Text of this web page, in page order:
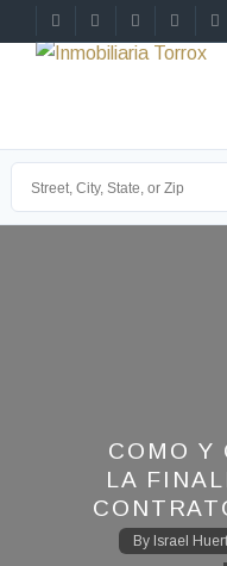
COMO Y
LA
By Israel